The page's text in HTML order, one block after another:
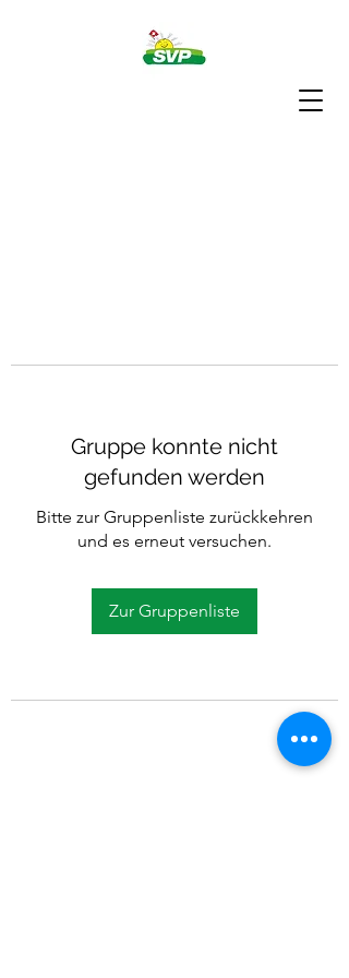
Gruppe konnte nicht
gefunden werden
Bitte zur Gruppenliste zurückkehren
und es erneut versuchen.
Zur Gruppenliste